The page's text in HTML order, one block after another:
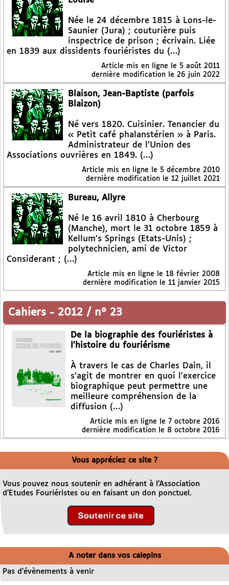
Née le 24 décembre 1815 à Lons-le-
Saunier (Jura) ; couturière puis
inspectrice de prison ; écrivain. Liée
en 1839 aux dissidents fouriéristes du (…)
Article mis en ligne le 5 août 2011
dernière modification le 26 juin 2022
Blaison, Jean-Baptiste (parfois
Blaizon)
Né vers 1820. Cuisinier. Tenancier du
« Petit café phalanstérien » à Paris.
Administrateur de l’Union des
Associations ouvrières en 1849. (…)
Article mis en ligne le 5 décembre 2010
dernière modification le 12 juillet 2021
Bureau, Allyre
Né le 16 avril 1810 à Cherbourg
(Manche), mort le 31 octobre 1859 à
Kellum’s Springs (Etats-Unis) ;
polytechnicien, ami de Victor
Considerant ; (…)
Article mis en ligne le 18 février 2008
dernière modification le 11 janvier 2015
Cahiers - 2012 / n° 23
De la biographie des fouriéristes à
l’histoire du fouriérisme
À travers le cas de Charles Dain, il
s’agit de montrer en quoi l’exercice
biographique peut permettre une
meilleure compréhension de la
diffusion (…)
Article mis en ligne le 7 octobre 2016
dernière modification le 8 octobre 2016
Vous appréciez ce site ?
Vous pouvez nous soutenir en adhérant à l’Association
d’Etudes Fouriéristes ou en faisant un don ponctuel.
A noter dans vos calepins
Pas d’évènements à venir